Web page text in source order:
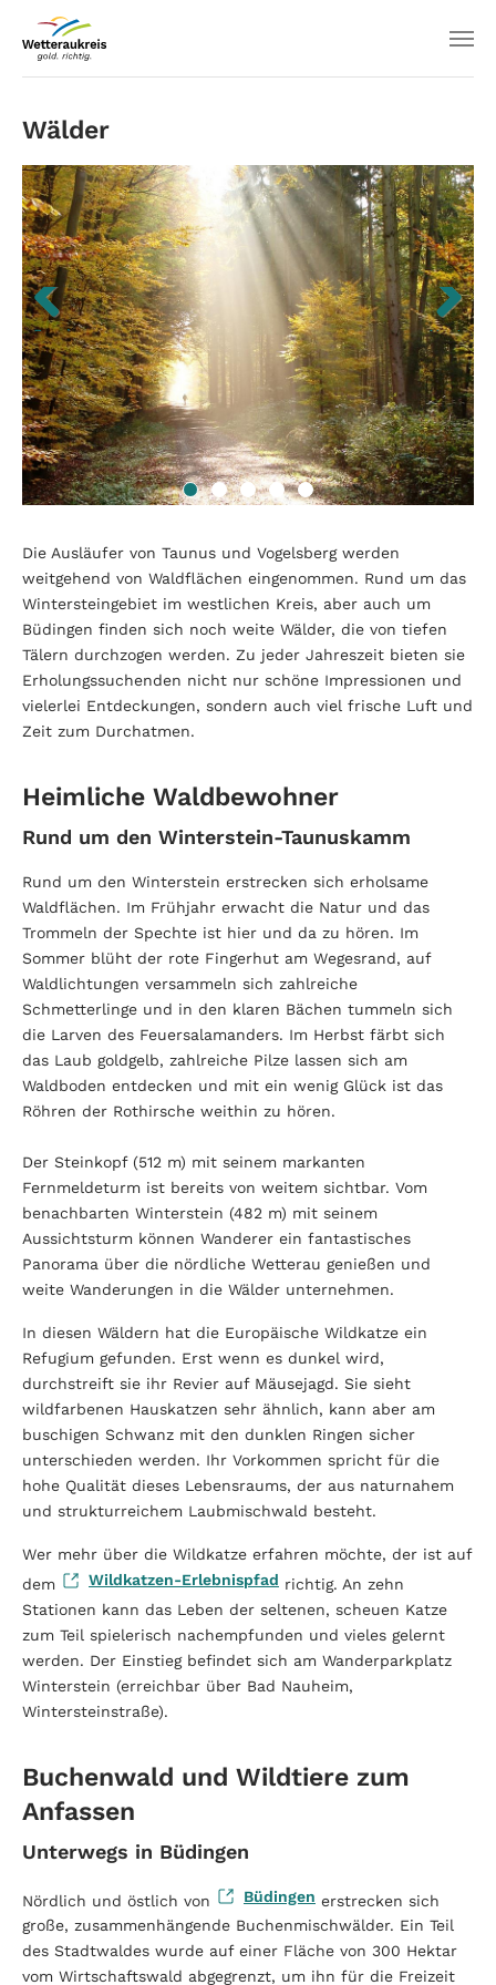
Wälder
Previous Next
Die Ausläufer von Taunus und Vogelsberg werden
weitgehend von Waldflächen eingenommen. Rund um das
Wintersteingebiet im westlichen Kreis, aber auch um
Büdingen finden sich noch weite Wälder, die von tiefen
Tälern durchzogen werden. Zu jeder Jahreszeit bieten sie
Erholungssuchenden nicht nur schöne Impressionen und
vielerlei Entdeckungen, sondern auch viel frische Luft und
Zeit zum Durchatmen.
Heimliche Waldbewohner
Rund um den Winterstein-Taunuskamm
Rund um den Winterstein erstrecken sich erholsame
Waldflächen. Im Frühjahr erwacht die Natur und das
Trommeln der Spechte ist hier und da zu hören. Im
Sommer blüht der rote Fingerhut am Wegesrand, auf
Waldlichtungen versammeln sich zahlreiche
Schmetterlinge und in den klaren Bächen tummeln sich
die Larven des Feuersalamanders. Im Herbst färbt sich
das Laub goldgelb, zahlreiche Pilze lassen sich am
Waldboden entdecken und mit ein wenig Glück ist das
Röhren der Rothirsche weithin zu hören.
Der Steinkopf (512 m) mit seinem markanten
Fernmeldeturm ist bereits von weitem sichtbar. Vom
benachbarten Winterstein (482 m) mit seinem
Aussichtsturm können Wanderer ein fantastisches
Panorama über die nördliche Wetterau genießen und
weite Wanderungen in die Wälder unternehmen.
In diesen Wäldern hat die Europäische Wildkatze ein
Refugium gefunden. Erst wenn es dunkel wird,
durchstreift sie ihr Revier auf Mäusejagd. Sie sieht
wildfarbenen Hauskatzen sehr ähnlich, kann aber am
buschigen Schwanz mit den dunklen Ringen sicher
unterschieden werden. Ihr Vorkommen spricht für die
hohe Qualität dieses Lebensraums, der aus naturnahem
und strukturreichem Laubmischwald besteht.
Wer mehr über die Wildkatze erfahren möchte, der ist auf
dem
Wildkatzen-Erlebnispfad richtig. An zehn
Stationen kann das Leben der seltenen, scheuen Katze
zum Teil spielerisch nachempfunden und vieles gelernt
werden. Der Einstieg befindet sich am Wanderparkplatz
Winterstein (erreichbar über Bad Nauheim,
Wintersteinstraße).
Buchenwald und Wildtiere zum
Anfassen
Unterwegs in Büdingen
Nördlich und östlich von Büdingen erstrecken sich
große, zusammenhängende Buchenmischwälder. Ein Teil
des Stadtwaldes wurde auf einer Fläche von 300 Hektar
vom Wirtschaftswald abgegrenzt, um ihn für die Freizeit